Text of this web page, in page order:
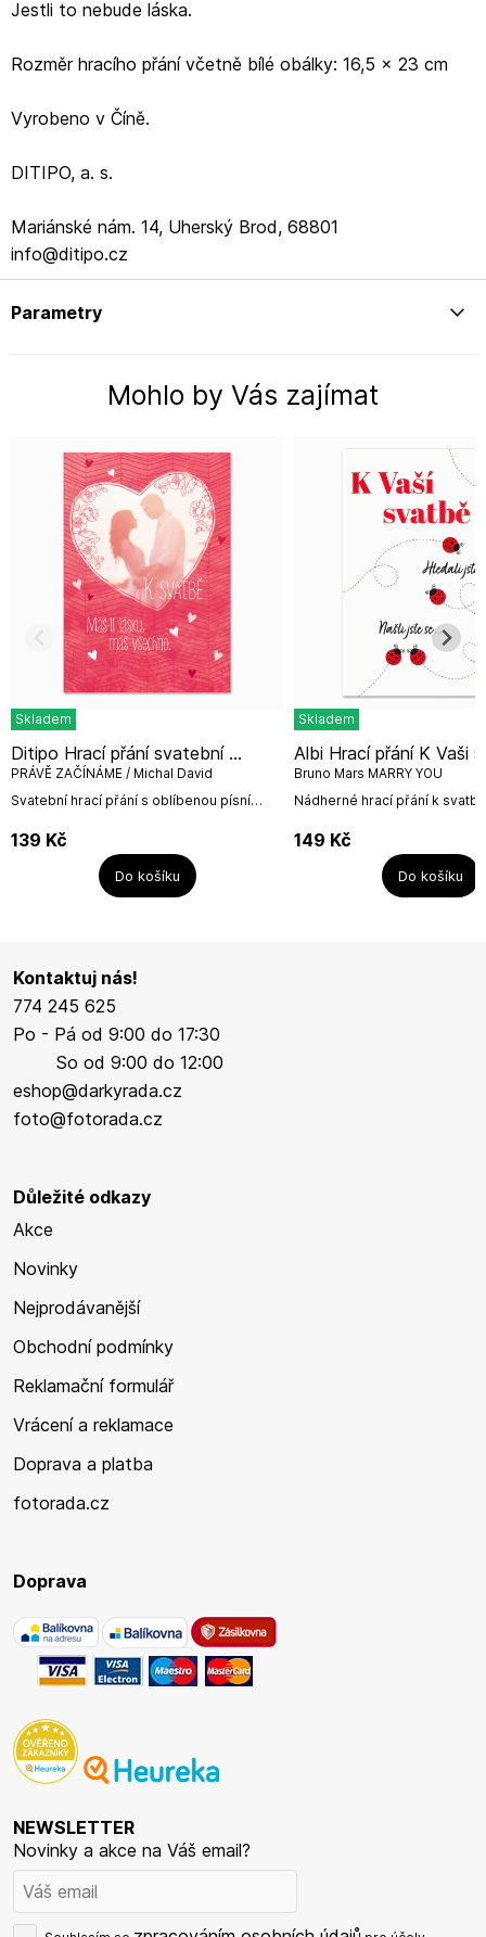
Jestli to nebude láska.
Rozměr hracího přání včetně bílé obálky: 16,5 x 23 cm
Vyrobeno v Číně.
DITIPO, a. s.
Mariánské nám. 14, Uherský Brod, 68801
info@ditipo.cz
Parametry
Mohlo by Vás zajímat
Skladem
Svatební hrací přání s oblíbenou písní
titulní straně přání: K SVATBĚ - MÁŠ-LI...
Ditipo Hrací přání svatební ...
PRÁVĚ ZAČÍNÁME / Michal David
139 Kč
Do košíku
Skladem
Nádherné hrací přání k
Marry You.Rozměr hracího
Albi Hrací přání K Vaši svatbě /
Bruno Mars MARRY YOU
149 Kč
Do košíku
Kontaktuj nás!
774 245 625
Po - Pá od 9:00 do 17:30
So od 9:00 do 12:00
eshop@darkyrada.cz
foto@fotorada.cz
Důležité odkazy
Akce
Novinky
Nejprodávanější
Obchodní podmínky
Reklamační formulář
Vrácení a reklamace
Doprava a platba
fotorada.cz
Doprava
NEWSLETTER
Novinky a akce na Váš email?